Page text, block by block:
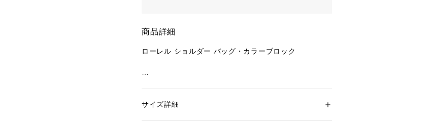
商品詳細
ローレル ショルダー バッグ・カラーブロック
・ ジップ トップ開閉、裏地付き
性別：レディース
サイズ詳細